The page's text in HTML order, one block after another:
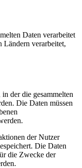
Daten verarbeitet
Ländern verarbeitet,
der die gesammelten
Die Daten müssen
der Nutzer
Die Daten
die Zwecke der